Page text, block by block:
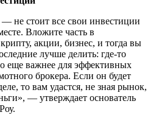
не стоит все свои инвестиции
Вложите часть в
акции, бизнес, и тогда вы
лучше делить: где-то
еще важнее для эффективных
брокера. Если он будет
то вам удастся, не зная рынок,
— утверждает основатель